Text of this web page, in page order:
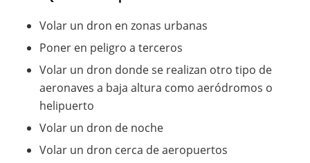
Volar un dron en zonas urbanas
Poner en peligro a terceros
Volar un dron donde se realizan otro tipo de
aeronaves a baja altura como aeródromos o
helipuerto
Volar un dron de noche
Volar un dron cerca de aeropuertos